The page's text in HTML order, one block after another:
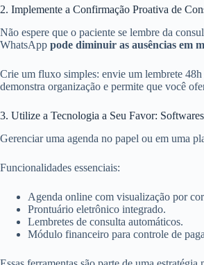
2. Implemente a Confirmação Proativa de
Não espere que o paciente se lembre da
WhatsApp pode diminuir as ausências em
Crie um fluxo simples: envie um lembrete
demonstra organização e permite que você
3. Utilize a Tecnologia a Seu Favor:
Gerenciar uma agenda no papel ou em uma
Funcionalidades essenciais:
Agenda online com visualização por
Prontuário eletrônico integrado.
Lembretes de consulta automáticos.
Módulo financeiro para controle de